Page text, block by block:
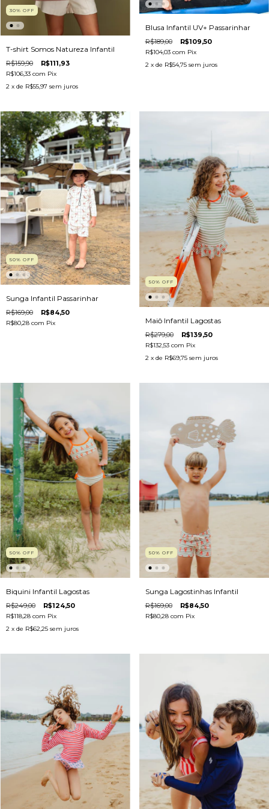
30% OFF
T-shirt Somos Natureza Infantil
R$159,90 R$111,93
R$106,33 com Pix
2 x de R$55,97 sem juros
Blusa Infantil UV+ Passarinhar
R$189,00 R$109,50
R$104,03 com Pix
2 x de R$54,75 sem juros
50% OFF
Sunga Infantil Passarinhar
R$169,00 R$84,50
R$80,28 com Pix
50% OFF
Maiô Infantil Lagostas
R$279,00 R$139,50
R$132,53 com Pix
2 x de R$69,75 sem juros
50% OFF
Biquini Infantil Lagostas
R$249,00 R$124,50
R$118,28 com Pix
2 x de R$62,25 sem juros
50% OFF
Sunga Lagostinhas Infantil
R$169,00 R$84,50
R$80,28 com Pix